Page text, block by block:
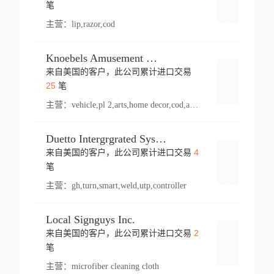
笔
主营： lip,razor,cod
Knoebels Amusement Resort
来自美国的客户，此公司累计进口交易
25笔
主营： vehicle,pl 2,arts,home decor,cod,amusement ride,sea
Duetto Intergrgrated Systems Inc.
来自美国的客户，此公司累计进口交易 4
笔
主营： gh,turn,smart,weld,utp,controller
Local Signguys Inc.
来自美国的客户，此公司累计进口交易 2
笔
主营： microfiber cleaning cloth